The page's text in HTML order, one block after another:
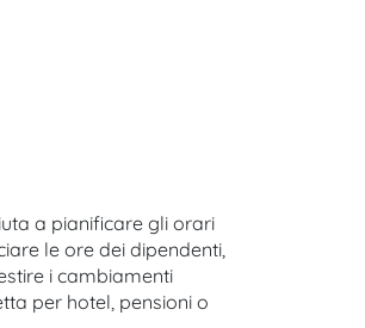
a pianificare gli orari
le ore dei dipendenti,
i cambiamenti
per hotel, pensioni o